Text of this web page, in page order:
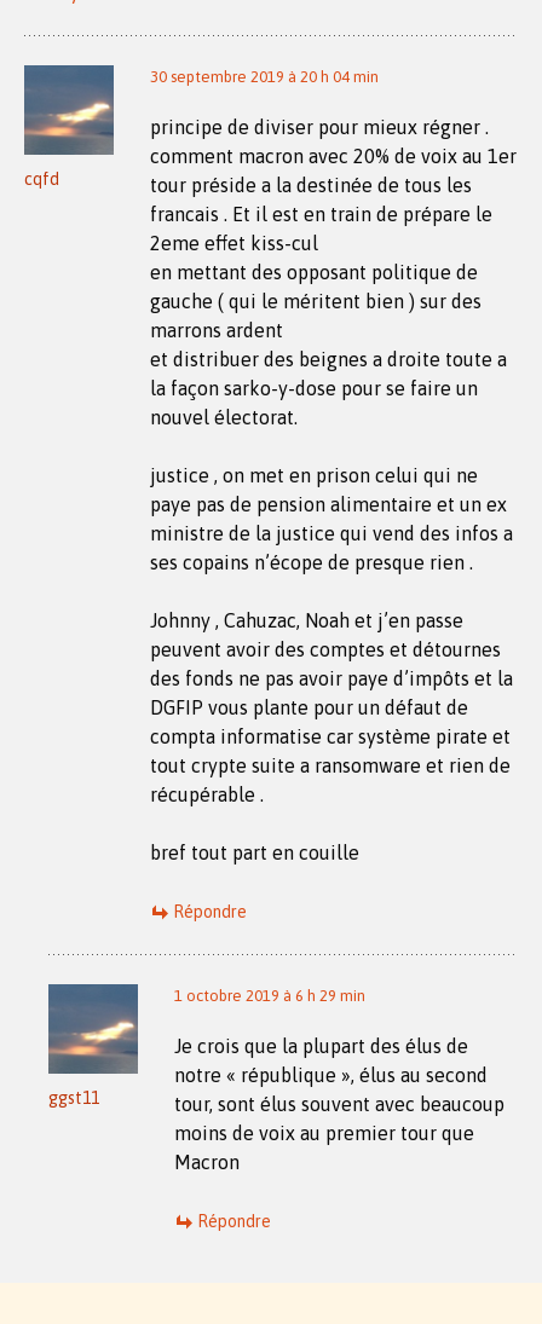
cqfd
30 septembre 2019 à 20 h 04 min
principe de diviser pour mieux régner .
comment macron avec 20% de voix au 1er
tour préside a la destinée de tous les
francais . Et il est en train de prépare le
2eme effet kiss-cul
en mettant des opposant politique de
gauche ( qui le méritent bien ) sur des
marrons ardent
et distribuer des beignes a droite toute a
la façon sarko-y-dose pour se faire un
nouvel électorat.
justice , on met en prison celui qui ne
paye pas de pension alimentaire et un ex
ministre de la justice qui vend des infos a
ses copains n’écope de presque rien .
Johnny , Cahuzac, Noah et j’en passe
peuvent avoir des comptes et détournes
des fonds ne pas avoir paye d’impôts et la
DGFIP vous plante pour un défaut de
compta informatise car système pirate et
tout crypte suite a ransomware et rien de
récupérable .
bref tout part en couille
Répondre
ggst11
1 octobre 2019 à 6 h 29 min
Je crois que la plupart des élus de
notre « république », élus au second
tour, sont élus souvent avec beaucoup
moins de voix au premier tour que
Macron
Répondre